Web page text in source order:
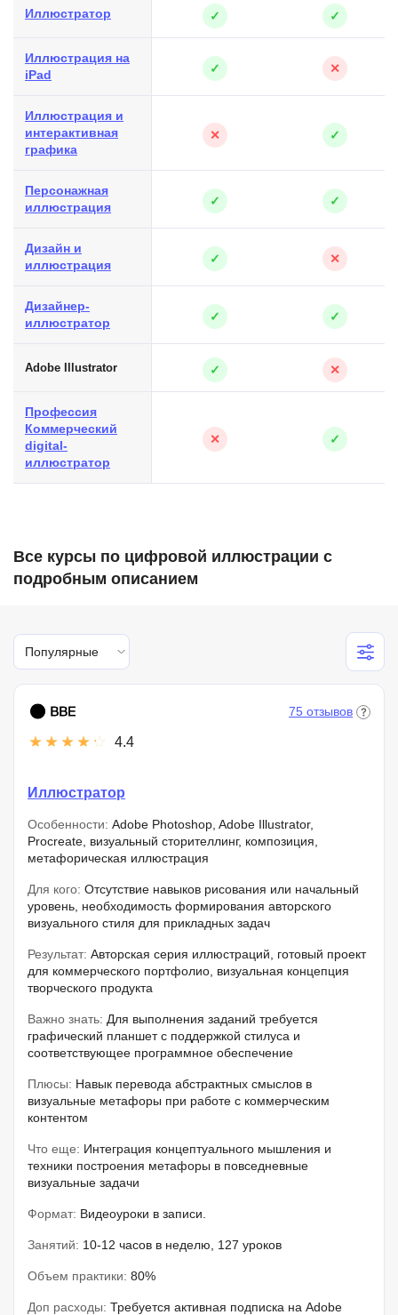
Иллюстратор ✓ ✓
Иллюстрация на
iPad
✓ ✕
Иллюстрация и
интерактивная
графика
✕ ✓
Персонажная
иллюстрация
✓ ✓
Дизайн и
иллюстрация
✓ ✕
Дизайнер-
иллюстратор
✓ ✓
Adobe Illustrator ✓ ✕
Профессия
Коммерческий
digital-
иллюстратор
✕ ✓
Все курсы по цифровой иллюстрации с
подробным описанием
Популярные
4.4
75 отзывов
Иллюстратор
Особенности: Adobe Photoshop, Adobe Illustrator,
Procreate, визуальный сторителлинг, композиция,
метафорическая иллюстрация
Для кого: Отсутствие навыков рисования или начальный
уровень, необходимость формирования авторского
визуального стиля для прикладных задач
Результат: Авторская серия иллюстраций, готовый проект
для коммерческого портфолио, визуальная концепция
творческого продукта
Важно знать: Для выполнения заданий требуется
графический планшет с поддержкой стилуса и
соответствующее программное обеспечение
Плюсы: Навык перевода абстрактных смыслов в
визуальные метафоры при работе с коммерческим
контентом
Что еще: Интеграция концептуального мышления и
техники построения метафоры в повседневные
визуальные задачи
Формат: Видеоуроки в записи.
Занятий: 10-12 часов в неделю, 127 уроков
Объем практики: 80%
Доп расходы: Требуется активная подписка на Adobe